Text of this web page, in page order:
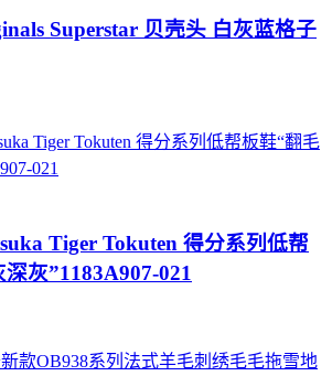
Superstar 贝壳头 白灰蓝格子
Tiger Tokuten 得分系列低帮
灰”1183A907-021